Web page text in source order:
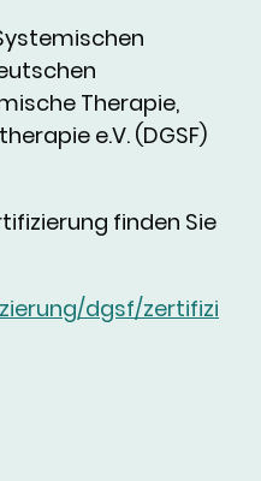
Therapie,
e.V. (DGSF)
finden Sie
dgsf/zertifizi